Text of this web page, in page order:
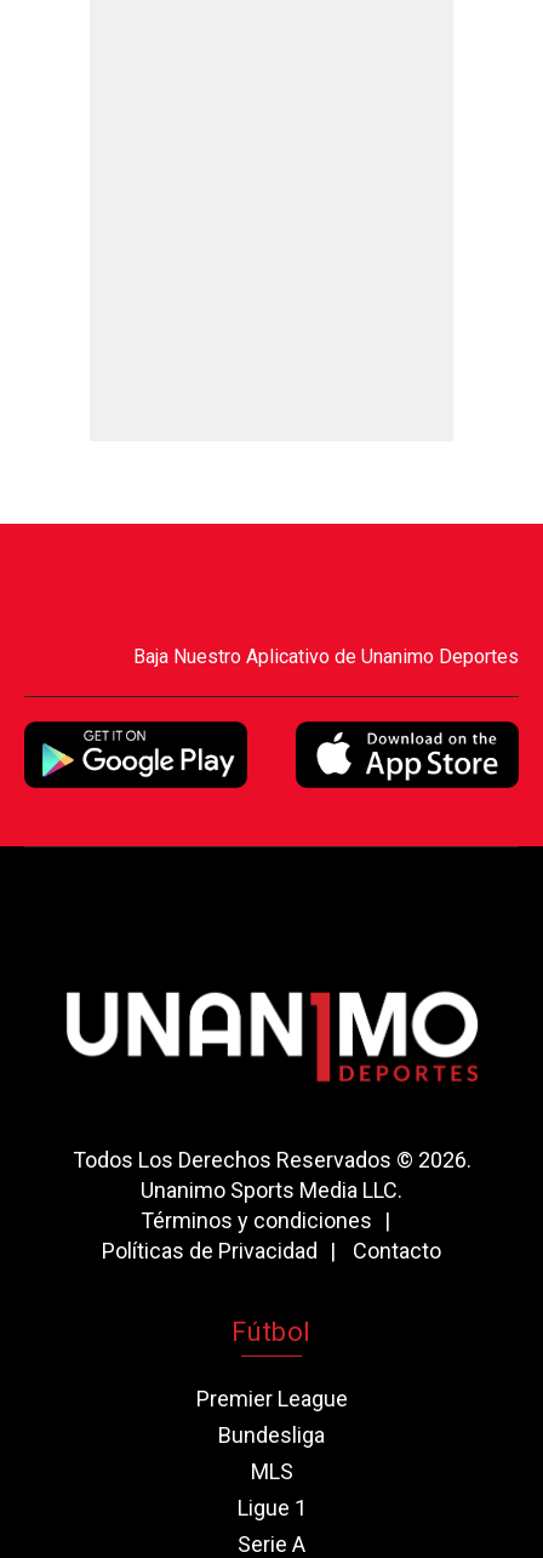
Baja Nuestro Aplicativo de Unanimo Deportes
Todos Los Derechos Reservados © 2026.
Unanimo Sports Media LLC.
Términos y condiciones
Políticas de Privacidad
Contacto
Fútbol
Premier League
Bundesliga
MLS
Ligue 1
Serie A